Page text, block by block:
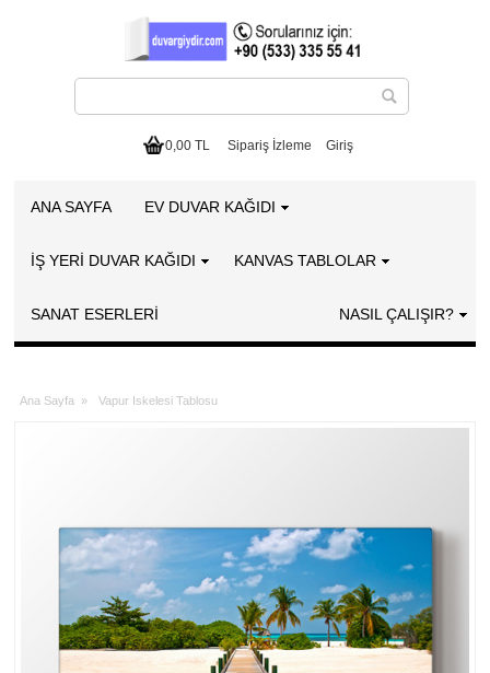
0,00 TL Sipariş İzleme Giriş
ANA SAYFA EV DUVAR KAĞIDI
İŞ YERİ DUVAR KAĞIDI KANVAS TABLOLAR
SANAT ESERLERI NASIL ÇALIŞIR?
Ana Sayfa » Vapur Iskelesi Tablosu